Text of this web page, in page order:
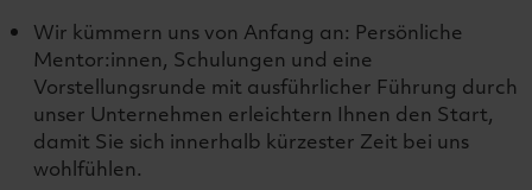
Wir kümmern uns von Anfang an: Persönliche
Mentor:innen, Schulungen und eine
Vorstellungsrunde mit ausführlicher Führung durch
unser Unternehmen erleichtern Ihnen den Start,
damit Sie sich innerhalb kürzester Zeit bei uns
wohlfühlen.